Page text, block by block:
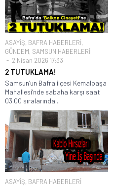
ASAYİŞ, BAFRA HABERLERİ,
GÜNDEM, SAMSUN HABERLERİ
2 Nisan 2026 17:33
2 TUTUKLAMA!
Samsun’un Bafra ilçesi Kemalpaşa
Mahallesi’nde sabaha karşı saat
03.00 sıralarında...
ASAYİŞ, BAFRA HABERLERİ